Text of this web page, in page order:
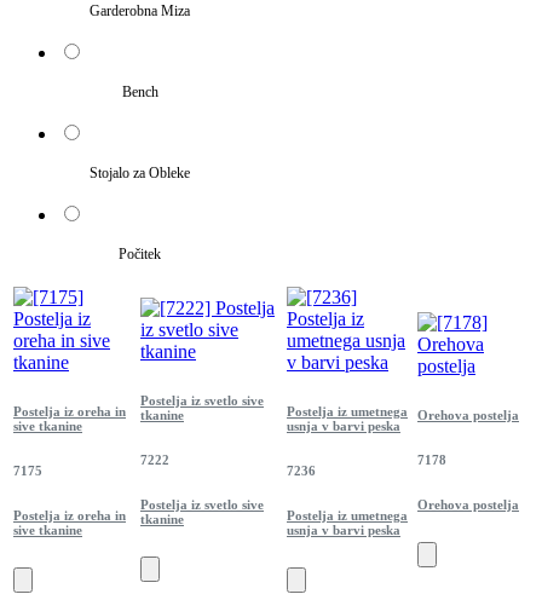
Garderobna Miza
Bench
Stojalo za Obleke
Počitek
Postelja iz oreha in
sive tkanine
7175
Postelja iz oreha in
sive tkanine
Postelja iz svetlo sive
tkanine
7222
Postelja iz svetlo sive
tkanine
Postelja iz umetnega
usnja v barvi peska
7236
Postelja iz umetnega
usnja v barvi peska
Orehova postelja
7178
Orehova postelja